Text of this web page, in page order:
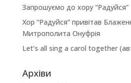
Запрошуємо до хору “Радуйся”
Хор “Радуйся” привітав
Митрополита Онуфрія
Let’s all sing a carol together
Архіви